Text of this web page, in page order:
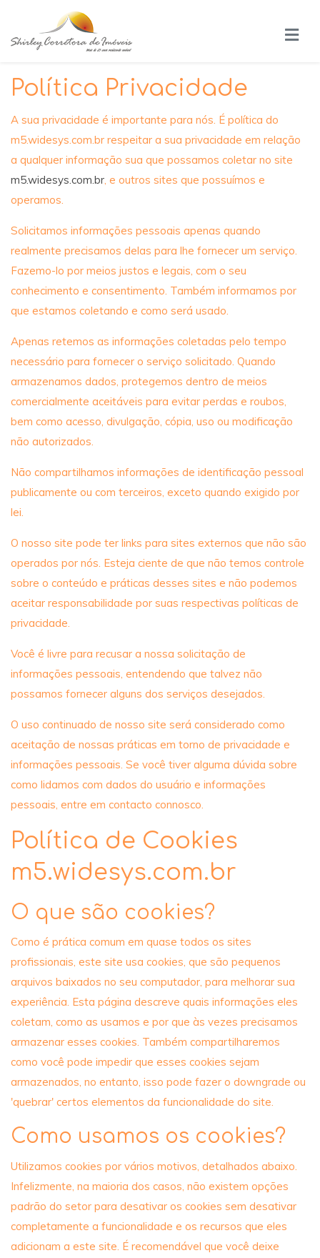
Política Privacidade
A sua privacidade é importante para nós. É política do
m5.widesys.com.br respeitar a sua privacidade em relação
a qualquer informação sua que possamos coletar no site
m5.widesys.com.br , e outros sites que possuímos e
operamos.
Solicitamos informações pessoais apenas quando
realmente precisamos delas para lhe fornecer um serviço.
Fazemo-lo por meios justos e legais, com o seu
conhecimento e consentimento. Também informamos por
que estamos coletando e como será usado.
Apenas retemos as informações coletadas pelo tempo
necessário para fornecer o serviço solicitado. Quando
armazenamos dados, protegemos dentro de meios
comercialmente aceitáveis ​​para evitar perdas e roubos,
bem como acesso, divulgação, cópia, uso ou modificação
não autorizados.
Não compartilhamos informações de identificação pessoal
publicamente ou com terceiros, exceto quando exigido por
lei.
O nosso site pode ter links para sites externos que não são
operados por nós. Esteja ciente de que não temos controle
sobre o conteúdo e práticas desses sites e não podemos
aceitar responsabilidade por suas respectivas políticas de
privacidade.
Você é livre para recusar a nossa solicitação de
informações pessoais, entendendo que talvez não
possamos fornecer alguns dos serviços desejados.
O uso continuado de nosso site será considerado como
aceitação de nossas práticas em torno de privacidade e
informações pessoais. Se você tiver alguma dúvida sobre
como lidamos com dados do usuário e informações
pessoais, entre em contacto connosco.
Política de Cookies
m5.widesys.com.br
O que são cookies?
Como é prática comum em quase todos os sites
profissionais, este site usa cookies, que são pequenos
arquivos baixados no seu computador, para melhorar sua
experiência. Esta página descreve quais informações eles
coletam, como as usamos e por que às vezes precisamos
armazenar esses cookies. Também compartilharemos
como você pode impedir que esses cookies sejam
armazenados, no entanto, isso pode fazer o downgrade ou
'quebrar' certos elementos da funcionalidade do site.
Como usamos os cookies?
Utilizamos cookies por vários motivos, detalhados abaixo.
Infelizmente, na maioria dos casos, não existem opções
padrão do setor para desativar os cookies sem desativar
completamente a funcionalidade e os recursos que eles
adicionam a este site. É recomendável que você deixe